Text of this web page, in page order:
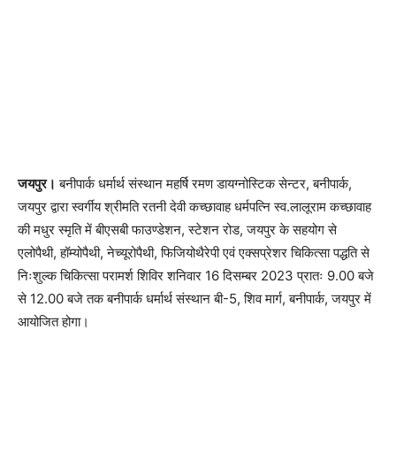
जयपुर। बनीपार्क धर्मार्थ संस्थान महर्षि रमण डायग्नोस्टिक सेन्टर, बनीपार्क,
जयपुर द्वारा स्वर्गीय श्रीमति रतनी देवी कच्छावाह धर्मपत्नि स्व.लालूराम कच्छावाह
की मधुर स्मृति में बीएसबी फाउण्डेशन, स्टेशन रोड, जयपुर के सहयोग से
एलोपैथी, हॉम्योपैथी, नेच्यूरोपैथी, फिजियोथैरेपी एवं एक्सप्रेशर चिकित्सा पद्धति से
निःशुल्क चिकित्सा परामर्श शिविर शनिवार 16 दिसम्बर 2023 प्रातः 9.00 बजे
से 12.00 बजे तक बनीपार्क धर्मार्थ संस्थान बी-5, शिव मार्ग, बनीपार्क, जयपुर में
आयोजित होगा।